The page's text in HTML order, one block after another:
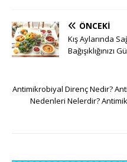
ÖNCEKI
Kış Aylarında
Antimikrobiyal Direnç Nedir?
Nedenleri Nelerdir?